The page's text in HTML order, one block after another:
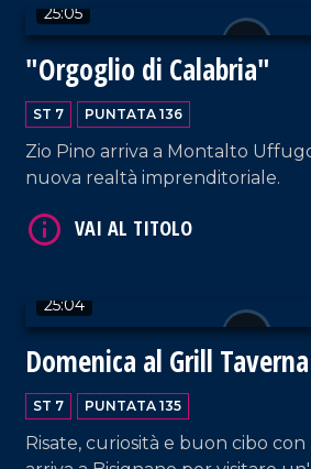
25:05
"Orgoglio di Calabria"
ST 7 PUNTATA 136
Zio Pino arriva a Montalto
nuova realtà imprenditoriale.
25:04
Domenica al Grill Taverna
ST 7 PUNTATA 135
Risate, curiosità e buon cibo con
VAI AL TITOLO